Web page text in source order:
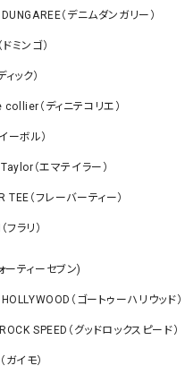
（デニムダンガリー）
ミンゴ）
ック）
（ディニテコリエ）
ーボル）
（エマテイラー）
TEE（フレーバーティー）
フラリ）
ーティーセブン)
（ゴートゥーハリウッド）
SPEED（グッドロックスピード）
ガイモ）